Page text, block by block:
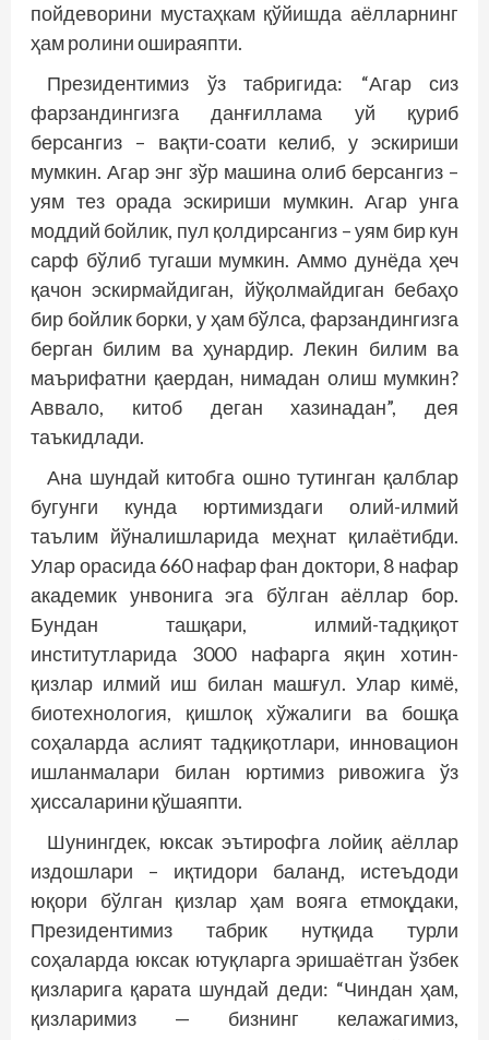
пойдеворини мустаҳкам қўйишда аёлларнинг
ҳам ролини ошираяпти.
Президентимиз ўз табригида: “Агар сиз
фарзандингизга данғиллама уй қуриб
берсангиз – вақти-соати келиб, у эскириши
мумкин. Агар энг зўр машина олиб берсангиз –
уям тез орада эскириши мумкин. Агар унга
моддий бойлик, пул қолдирсангиз – уям бир кун
сарф бўлиб тугаши мумкин. Аммо дунёда ҳеч
қачон эскирмайдиган, йўқолмайдиган бебаҳо
бир бойлик борки, у ҳам бўлса, фарзандингизга
берган билим ва ҳунардир. Лекин билим ва
маърифатни қаердан, нимадан олиш мумкин?
Аввало, китоб деган хазинадан”, дея
таъкидлади.
Ана шундай китобга ошно тутинган қалблар
бугунги кунда юртимиздаги олий-илмий
таълим йўналишларида меҳнат қилаётибди.
Улар орасида 660 нафар фан доктори, 8 нафар
академик унвонига эга бўлган аёллар бор.
Бундан ташқари, илмий-тадқиқот
институтларида 3000 нафарга яқин хотин-
қизлар илмий иш билан машғул. Улар кимё,
биотехнология, қишлоқ хўжалиги ва бошқа
соҳаларда аслият тадқиқотлари, инновацион
ишланмалари билан юртимиз ривожига ўз
ҳиссаларини қўшаяпти.
Шунингдек, юксак эътирофга лойиқ аёллар
издошлари – иқтидори баланд, истеъдоди
юқори бўлган қизлар ҳам вояга етмоқдаки,
Президентимиз таб­рик нутқида турли
соҳаларда юксак ютуқларга эришаётган ўзбек
қизларига қарата шундай деди: “Чиндан ҳам,
қизларимиз — бизнинг келажагимиз,